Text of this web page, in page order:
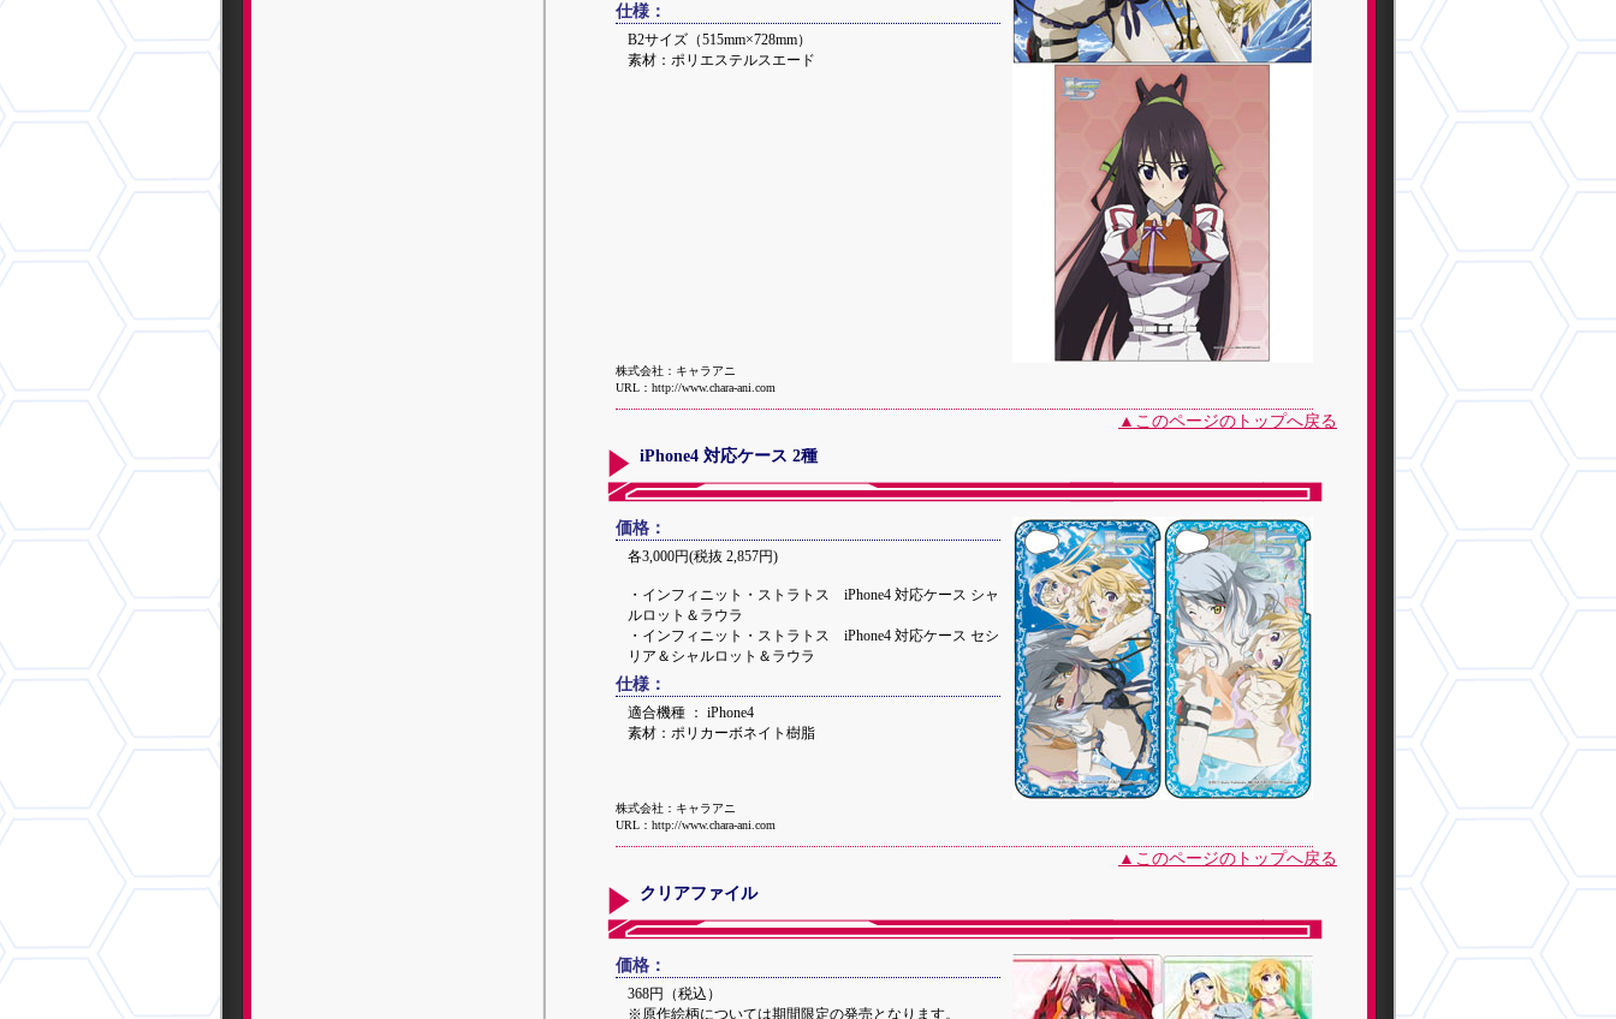
仕様：
B2サイズ（515mm×728mm）
素材：ポリエステルスエード
株式会社：キャラアニ
URL：http://www.chara-ani.com
▲このページのトップへ戻る
iPhone4 対応ケース 2種
価格：
各3,000円(税抜 2,857円)
・インフィニット・ストラトス iPhone4 対応ケース シャ
ルロット＆ラウラ
・インフィニット・ストラトス iPhone4 対応ケース セシ
リア＆シャルロット＆ラウラ
仕様：
適合機種 ： iPhone4
素材：ポリカーボネイト樹脂
株式会社：キャラアニ
URL：http://www.chara-ani.com
▲このページのトップへ戻る
クリアファイル
価格：
368円（税込）
※原作絵柄については期間限定の発売となります。